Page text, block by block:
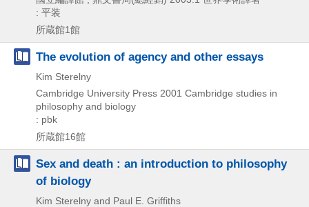
: 平装
所蔵館1館
The evolution of agency and other essays
Kim Sterelny
Cambridge University Press 2001 Cambridge studies in
philosophy and biology
: pbk
所蔵館16館
Sex and death : an introduction to philosophy
of biology
Kim Sterelny and Paul E. Griffiths